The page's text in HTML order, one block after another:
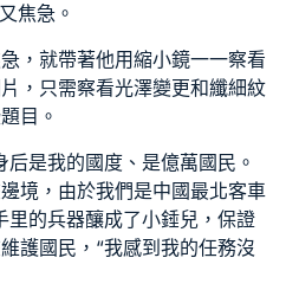
焦急。
，就帶著他用縮小鏡一一察看
，只需察看光澤變更和纖細紋
目。
后是我的國度、是億萬國民。
境，由於我們是中國最北客車
里的兵器釀成了小錘兒，保證
護國民，“我感到我的任務沒